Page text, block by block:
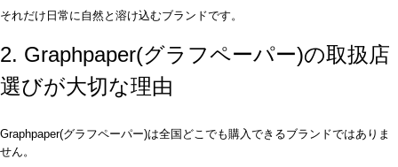
それだけ日常に自然と溶け込むブランドです。
2. Graphpaper(グラフペーパー)の取扱店
選びが大切な理由
Graphpaper(グラフペーパー)は全国どこでも購入できるブランドではありま
せん。